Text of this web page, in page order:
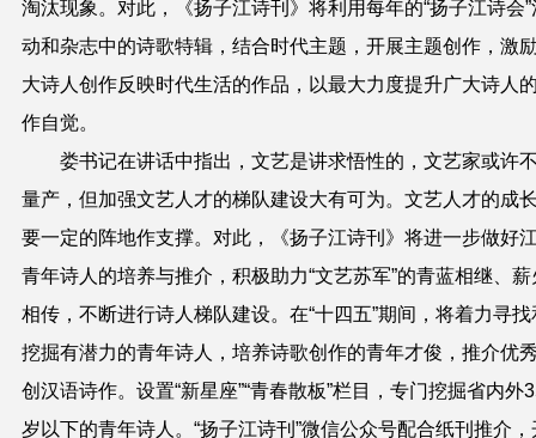
淘汰现象。对此，《扬子江诗刊》将利用每年的“扬子江诗会”
动和杂志中的诗歌特辑，结合时代主题，开展主题创作，激
大诗人创作反映时代生活的作品，以最大力度提升广大诗人
作自觉。
娄书记在讲话中指出，文艺是讲求悟性的，文艺家或许
量产，但加强文艺人才的梯队建设大有可为。文艺人才的成
要一定的阵地作支撑。对此，《扬子江诗刊》将进一步做好
青年诗人的培养与推介，积极助力“文艺苏军”的青蓝相继、薪
相传，不断进行诗人梯队建设。在“十四五”期间，将着力寻找
挖掘有潜力的青年诗人，培养诗歌创作的青年才俊，推介优
创汉语诗作。设置“新星座”“青春散板”栏目，专门挖掘省内外
岁以下的青年诗人。“扬子江诗刊”微信公众号配合纸刊推介，